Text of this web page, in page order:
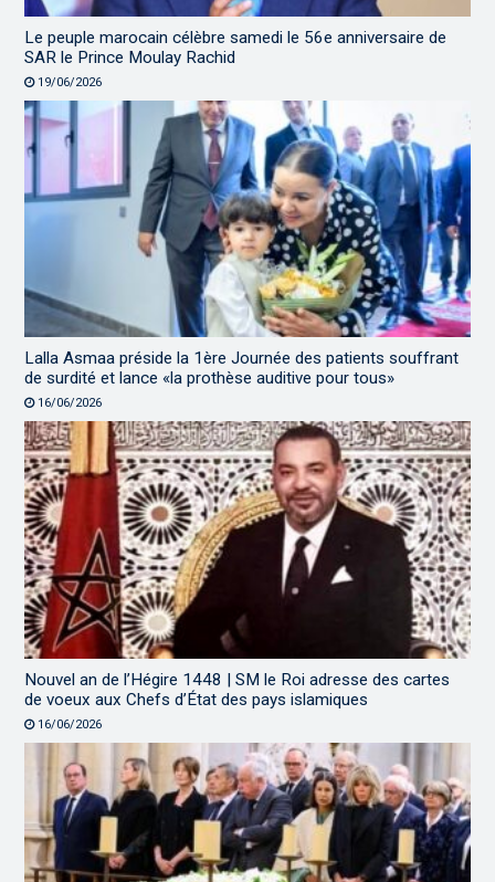
Le peuple marocain célèbre samedi le 56e anniversaire de
SAR le Prince Moulay Rachid
19/06/2026
Lalla Asmaa préside la 1ère Journée des patients souffrant
de surdité et lance «la prothèse auditive pour tous»
16/06/2026
Nouvel an de l’Hégire 1448 | SM le Roi adresse des cartes
de voeux aux Chefs d’État des pays islamiques
16/06/2026